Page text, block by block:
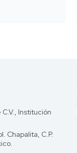
Institución
Chapalita, C.P.